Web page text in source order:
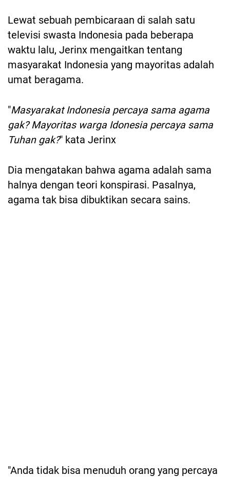
Lewat sebuah pembicaraan di salah satu
televisi swasta Indonesia pada beberapa
waktu lalu, Jerinx mengaitkan tentang
masyarakat Indonesia yang mayoritas adalah
umat beragama.
"Masyarakat Indonesia percaya sama agama
gak? Mayoritas warga Idonesia percaya sama
Tuhan gak?" kata Jerinx
Dia mengatakan bahwa agama adalah sama
halnya dengan teori konspirasi. Pasalnya,
agama tak bisa dibuktikan secara sains.
"Anda tidak bisa menuduh orang yang percaya